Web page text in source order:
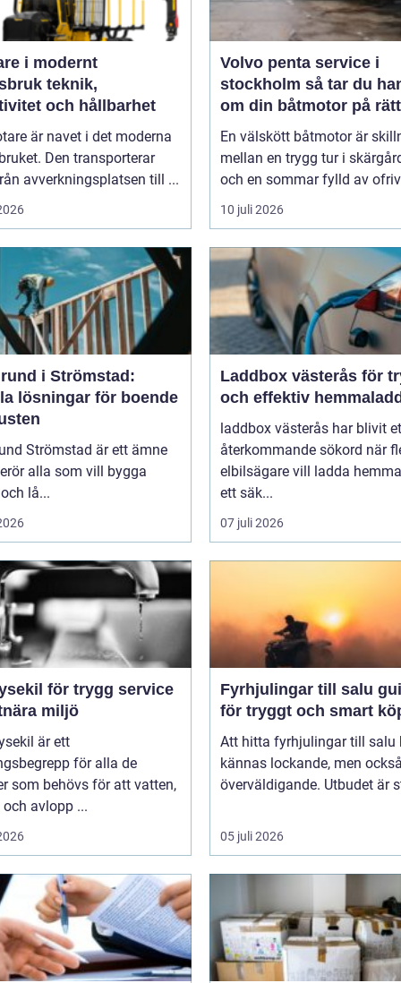
i modernt
teknik,
och hållbarhet
är navet i det moderna
Den transporterar
avverkningsplatsen till ...
Volvo penta service i
stockholm så tar du hand
om din båtmotor på
En välskött båtmotor är
mellan en trygg tur i
och en sommar fylld av
10 juli 2026
i Strömstad:
lösningar för boende
Strömstad är ett ämne
alla som vill bygga
lå...
Laddbox västerås för
och effektiv
laddbox västerås har blivit
återkommande sökord när
elbilsägare vill ladda
ett säk...
07 juli 2026
för trygg service
miljö
är ett
för alla de
som behövs för att vatten,
avlopp ...
Fyrhjulingar till salu guide
för tryggt och smart
Att hitta fyrhjulingar till salu
kännas lockande, men
överväldigande. Utbudet är
05 juli 2026